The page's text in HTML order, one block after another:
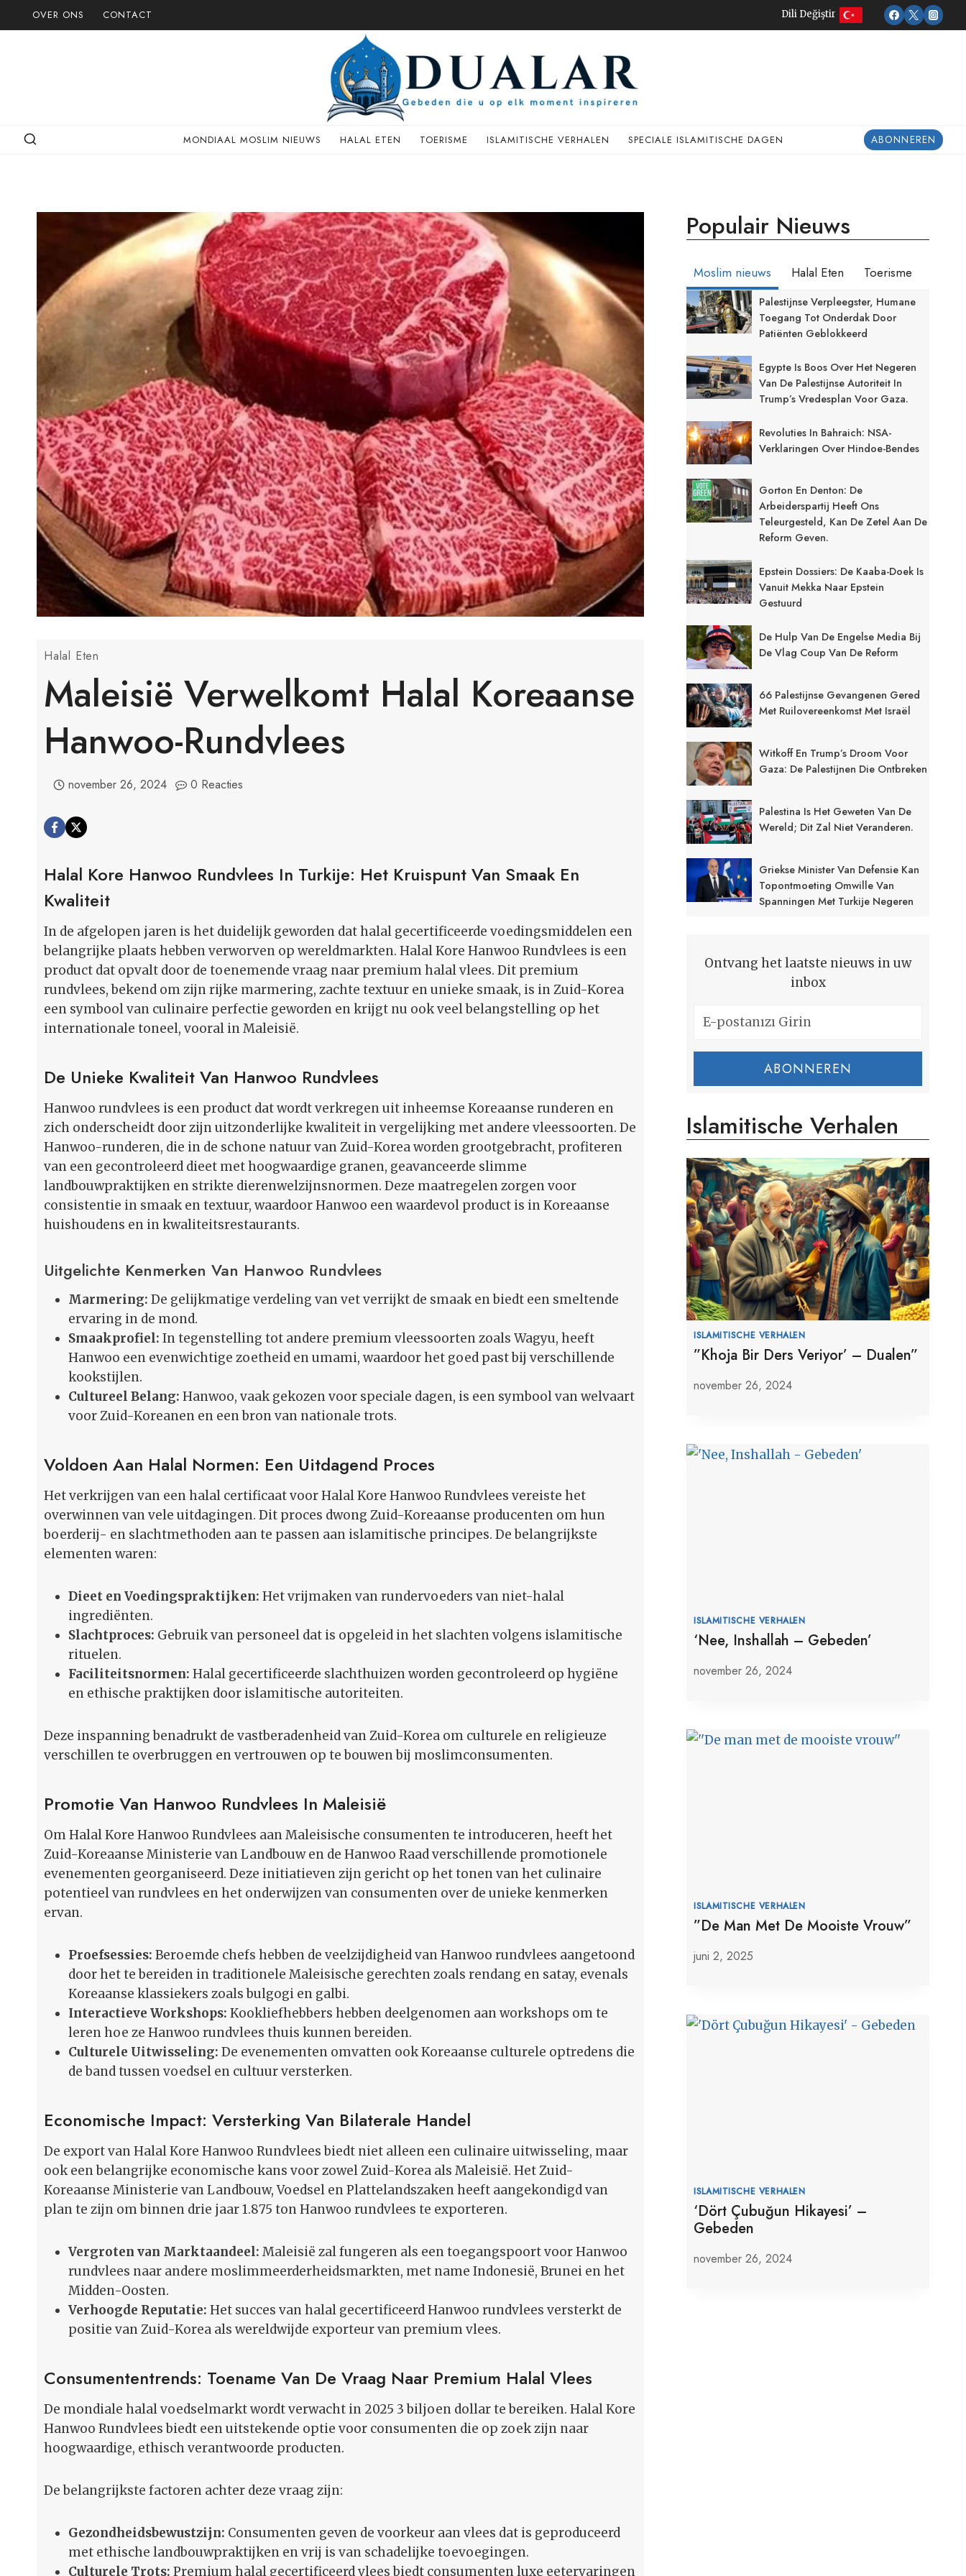
Doorgaan
naar
OVER ONS CONTACT Dili Değiştir
MONDIAAL MOSLIM NIEUWS HALAL ETEN TOERISME ISLAMITISCHE VERHALEN SPECIALE ISLAMITISCHE DAGEN ABONNEREN
Halal Eten
Maleisië Verwelkomt Halal Koreaanse
Hanwoo-Rundvlees
november 26, 2024 0 Reacties
Halal Kore Hanwoo Rundvlees In Turkije: Het Kruispunt Van Smaak En
Kwaliteit
In de afgelopen jaren is het duidelijk geworden dat halal gecertificeerde voedingsmiddelen een
belangrijke plaats hebben verworven op wereldmarkten. Halal Kore Hanwoo Rundvlees is een
product dat opvalt door de toenemende vraag naar premium halal vlees. Dit premium
rundvlees, bekend om zijn rijke marmering, zachte textuur en unieke smaak, is in Zuid-Korea
een symbool van culinaire perfectie geworden en krijgt nu ook veel belangstelling op het
internationale toneel, vooral in Maleisië.
De Unieke Kwaliteit Van Hanwoo Rundvlees
Hanwoo rundvlees is een product dat wordt verkregen uit inheemse Koreaanse runderen en
zich onderscheidt door zijn uitzonderlijke kwaliteit in vergelijking met andere vleessoorten. De
Hanwoo-runderen, die in de schone natuur van Zuid-Korea worden grootgebracht, profiteren
van een gecontroleerd dieet met hoogwaardige granen, geavanceerde slimme
landbouwpraktijken en strikte dierenwelzijnsnormen. Deze maatregelen zorgen voor
consistentie in smaak en textuur, waardoor Hanwoo een waardevol product is in Koreaanse
huishoudens en in kwaliteitsrestaurants.
Uitgelichte Kenmerken Van Hanwoo Rundvlees
Marmering: De gelijkmatige verdeling van vet verrijkt de smaak en biedt een smeltende
ervaring in de mond.
Smaakprofiel: In tegenstelling tot andere premium vleessoorten zoals Wagyu, heeft
Hanwoo een evenwichtige zoetheid en umami, waardoor het goed past bij verschillende
kookstijlen.
Cultureel Belang: Hanwoo, vaak gekozen voor speciale dagen, is een symbool van welvaart
voor Zuid-Koreanen en een bron van nationale trots.
Voldoen Aan Halal Normen: Een Uitdagend Proces
Het verkrijgen van een halal certificaat voor Halal Kore Hanwoo Rundvlees vereiste het
overwinnen van vele uitdagingen. Dit proces dwong Zuid-Koreaanse producenten om hun
boerderij- en slachtmethoden aan te passen aan islamitische principes. De belangrijkste
elementen waren:
Dieet en Voedingspraktijken: Het vrijmaken van rundervoeders van niet-halal
ingrediënten.
Slachtproces: Gebruik van personeel dat is opgeleid in het slachten volgens islamitische
rituelen.
Faciliteitsnormen: Halal gecertificeerde slachthuizen worden gecontroleerd op hygiëne
en ethische praktijken door islamitische autoriteiten.
Deze inspanning benadrukt de vastberadenheid van Zuid-Korea om culturele en religieuze
verschillen te overbruggen en vertrouwen op te bouwen bij moslimconsumenten.
Promotie Van Hanwoo Rundvlees In Maleisië
Om Halal Kore Hanwoo Rundvlees aan Maleisische consumenten te introduceren, heeft het
Zuid-Koreaanse Ministerie van Landbouw en de Hanwoo Raad verschillende promotionele
evenementen georganiseerd. Deze initiatieven zijn gericht op het tonen van het culinaire
potentieel van rundvlees en het onderwijzen van consumenten over de unieke kenmerken
ervan.
Proefsessies: Beroemde chefs hebben de veelzijdigheid van Hanwoo rundvlees aangetoond
door het te bereiden in traditionele Maleisische gerechten zoals rendang en satay, evenals
Koreaanse klassiekers zoals bulgogi en galbi.
Interactieve Workshops: Kookliefhebbers hebben deelgenomen aan workshops om te
leren hoe ze Hanwoo rundvlees thuis kunnen bereiden.
Culturele Uitwisseling: De evenementen omvatten ook Koreaanse culturele optredens die
de band tussen voedsel en cultuur versterken.
Economische Impact: Versterking Van Bilaterale Handel
De export van Halal Kore Hanwoo Rundvlees biedt niet alleen een culinaire uitwisseling, maar
ook een belangrijke economische kans voor zowel Zuid-Korea als Maleisië. Het Zuid-
Koreaanse Ministerie van Landbouw, Voedsel en Plattelandszaken heeft aangekondigd van
plan te zijn om binnen drie jaar 1.875 ton Hanwoo rundvlees te exporteren.
Vergroten van Marktaandeel: Maleisië zal fungeren als een toegangspoort voor Hanwoo
rundvlees naar andere moslimmeerderheidsmarkten, met name Indonesië, Brunei en het
Midden-Oosten.
Verhoogde Reputatie: Het succes van halal gecertificeerd Hanwoo rundvlees versterkt de
positie van Zuid-Korea als wereldwijde exporteur van premium vlees.
Consumententrends: Toename Van De Vraag Naar Premium Halal Vlees
De mondiale halal voedselmarkt wordt verwacht in 2025 3 biljoen dollar te bereiken. Halal Kore
Hanwoo Rundvlees biedt een uitstekende optie voor consumenten die op zoek zijn naar
hoogwaardige, ethisch verantwoorde producten.
De belangrijkste factoren achter deze vraag zijn:
Gezondheidsbewustzijn: Consumenten geven de voorkeur aan vlees dat is geproduceerd
met ethische landbouwpraktijken en vrij is van schadelijke toevoegingen.
Culturele Trots: Premium halal gecertificeerd vlees biedt consumenten luxe eetervaringen
Populair Nieuws
Moslim nieuws Halal Eten Toerisme
Palestijnse Verpleegster, Humane
Toegang Tot Onderdak Door
Patiënten Geblokkeerd
Egypte Is Boos Over Het Negeren
Van De Palestijnse Autoriteit In
Trump’s Vredesplan Voor Gaza.
Revoluties In Bahraich: NSA-
Verklaringen Over Hindoe-Bendes
Gorton En Denton: De
Arbeiderspartij Heeft Ons
Teleurgesteld, Kan De Zetel Aan De
Reform Geven.
Epstein Dossiers: De Kaaba-Doek Is
Vanuit Mekka Naar Epstein
Gestuurd
De Hulp Van De Engelse Media Bij
De Vlag Coup Van De Reform
66 Palestijnse Gevangenen Gered
Met Ruilovereenkomst Met Israël
Witkoff En Trump’s Droom Voor
Gaza: De Palestijnen Die Ontbreken
Palestina Is Het Geweten Van De
Wereld; Dit Zal Niet Veranderen.
Griekse Minister Van Defensie Kan
Topontmoeting Omwille Van
Spanningen Met Turkije Negeren
Ontvang het laatste nieuws in uw
inbox
ABONNEREN
Islamitische Verhalen
ISLAMITISCHE VERHALEN
”Khoja Bir Ders Veriyor’ – Dualen”
november 26, 2024
ISLAMITISCHE VERHALEN
‘Nee, Inshallah – Gebeden’
november 26, 2024
ISLAMITISCHE VERHALEN
”De Man Met De Mooiste Vrouw”
juni 2, 2025
ISLAMITISCHE VERHALEN
‘Dört Çubuğun Hikayesi’ –
Gebeden
november 26, 2024